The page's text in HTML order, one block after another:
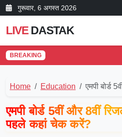
गुरूवार, 6 अगस्त 2026
LIVEDASTAK
BREAKING
Home Education एमपी बोर्ड
एमपी बोर्ड 5वीं और 8वीं
पहले कहां चेक करें?